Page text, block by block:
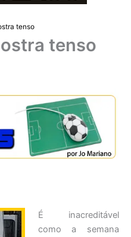
tenso
tenso
É inacreditável
como a semana